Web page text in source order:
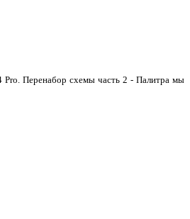
Pro. Перенабор схемы часть 2 - Палитра мы